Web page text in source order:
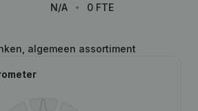
N/A
0 FTE
algemeen assortiment